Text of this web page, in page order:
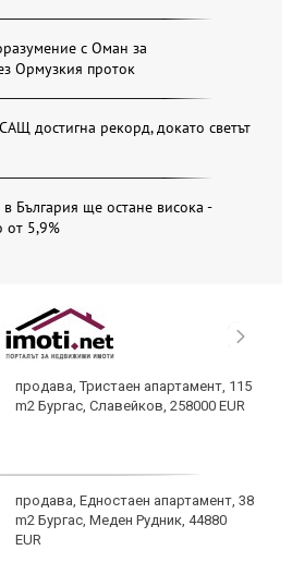
с Оман за
Ормузкия проток
достигна рекорд, докато светът
България ще остане висока -
от 5,9%
продава, Тристаен апартамент, 115
m2 Бургас, Славейков, 258000 EUR
продава, Едностаен апартамент, 38
m2 Бургас, Меден Рудник, 44880
EUR